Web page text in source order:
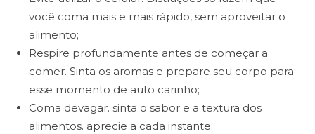
você coma mais e mais rápido, sem aproveitar o
alimento;
Respire profundamente antes de começar a
comer. Sinta os aromas e prepare seu corpo para
esse momento de auto carinho;
Coma devagar. sinta o sabor e a textura dos
alimentos. aprecie a cada instante;